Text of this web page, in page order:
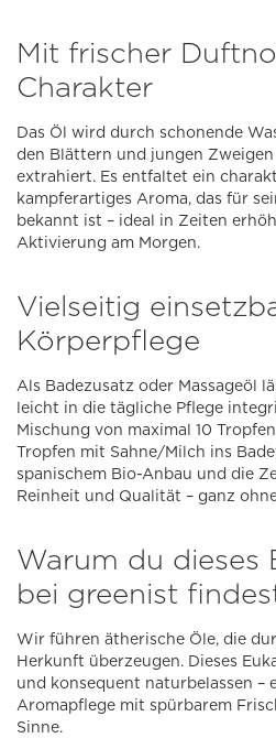
Mit frischer
Charakter
Das Öl wird durch schonende
den Blättern und jungen
extrahiert. Es entfaltet ein
kampferartiges Aroma, das für
bekannt ist – ideal in Zeiten
Aktivierung am Morgen.
Vielseitig
Körperpflege
Als Badezusatz oder Massageöl
leicht in die tägliche Pflege
Mischung von maximal 10
Tropfen mit Sahne/Milch ins
spanischem Bio-Anbau und die
Reinheit und Qualität – ganz
Warum du dieses
bei greenist
Wir führen ätherische Öle, die
Herkunft überzeugen. Dieses
und konsequent naturbelassen –
Aromapflege mit spürbarem
Sinne.